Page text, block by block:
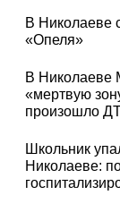
В Николаеве
«Опеля»
В Николаеве
«мертвую
произошло
Школьник
Николаеве: